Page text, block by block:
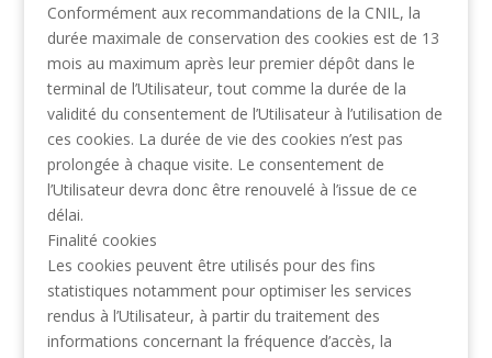
Conformément aux recommandations de la CNIL, la
durée maximale de conservation des cookies est de 13
mois au maximum après leur premier dépôt dans le
terminal de l’Utilisateur,tout comme la durée de la
validité du consentement de l’Utilisateur à l’utilisation de
ces cookies. La durée de vie des cookies n’est pas
prolongée à chaque visite. Le consentement de
l’Utilisateur devra donc être renouvelé à l’issue de ce
délai.
Finalité cookies
Les cookies peuvent être utilisés pour des fins
statistiques notamment pour optimiser les services
rendus à l’Utilisateur, à partir du traitement des
informations concernant la fréquence d’accès, la